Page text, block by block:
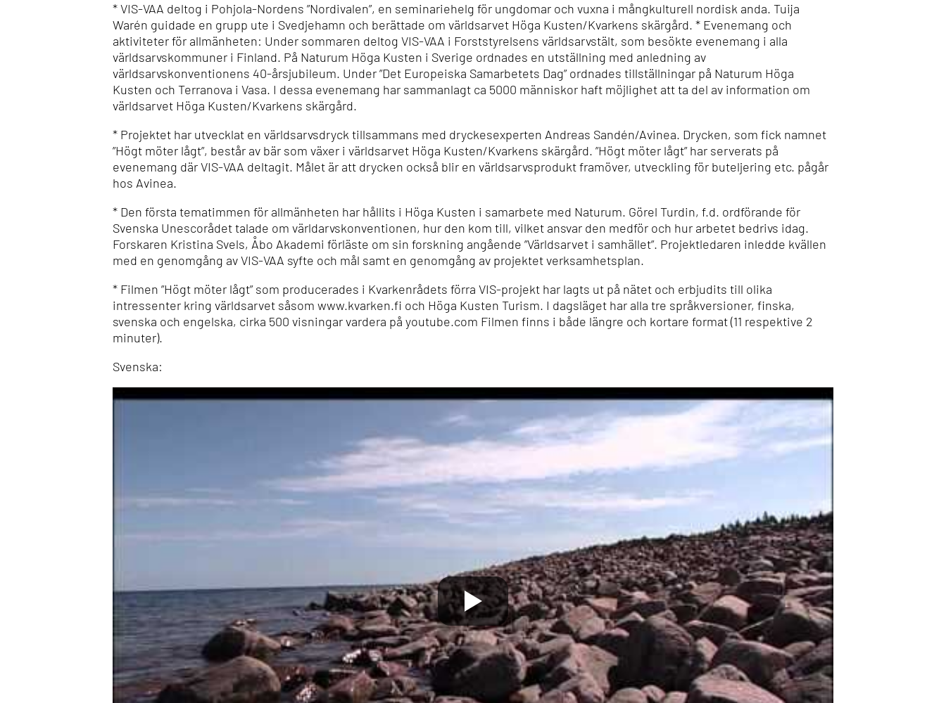
* VIS-VAA deltog i Pohjola-Nordens ”Nordivalen”, en seminariehelg för ungdomar och vuxna i mångkulturell nordisk anda. Tuija
Warén guidade en grupp ute i Svedjehamn och berättade om världsarvet Höga Kusten/Kvarkens skärgård. * Evenemang och
aktiviteter för allmänheten: Under sommaren deltog VIS-VAA i Forststyrelsens världsarvstält, som besökte evenemang i alla
världsarvskommuner i Finland. På Naturum Höga Kusten i Sverige ordnades en utställning med anledning av
världsarvskonventionens 40-årsjubileum. Under ”Det Europeiska Samarbetets Dag” ordnades tillställningar på Naturum Höga
Kusten och Terranova i Vasa. I dessa evenemang har sammanlagt ca 5000 människor haft möjlighet att ta del av information om
världsarvet Höga Kusten/Kvarkens skärgård.
* Projektet har utvecklat en världsarvsdryck tillsammans med dryckesexperten Andreas Sandén/Avinea. Drycken, som fick namnet
”Högt möter lågt”, består av bär som växer i världsarvet Höga Kusten/Kvarkens skärgård. ”Högt möter lågt” har serverats på
evenemang där VIS-VAA deltagit. Målet är att drycken också blir en världsarvsprodukt framöver, utveckling för buteljering etc. pågår
hos Avinea.
* Den första tematimmen för allmänheten har hållits i Höga Kusten i samarbete med Naturum. Görel Turdin, f.d. ordförande för
Svenska Unescorådet talade om världarvskonventionen, hur den kom till, vilket ansvar den medför och hur arbetet bedrivs idag.
Forskaren Kristina Svels, Åbo Akademi förläste om sin forskning angående ”Världsarvet i samhället”. Projektledaren inledde kvällen
med en genomgång av VIS-VAA syfte och mål samt en genomgång av projektet verksamhetsplan.
* Filmen ”Högt möter lågt” som producerades i Kvarkenrådets förra VIS-projekt har lagts ut på nätet och erbjudits till olika
intressenter kring världsarvet såsom www.kvarken.fi och Höga Kusten Turism. I dagsläget har alla tre språkversioner, finska,
svenska och engelska, cirka 500 visningar vardera på youtube.com Filmen finns i både längre och kortare format (11 respektive 2
minuter).
Svenska: